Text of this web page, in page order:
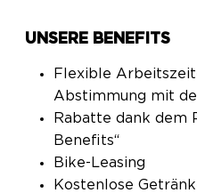
UNSERE BENEFITS
Flexible
Abstimmung mit
Rabatte dank dem
Benefits“
Bike-Leasing
Kostenlose